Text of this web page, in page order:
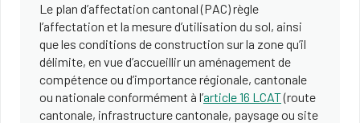
Le plan d’affectation cantonal (PAC) règle
l’affectation et la mesure d’utilisation du sol, ainsi
que les conditions de construction sur la zone qu’il
délimite, en vue d’accueillir un aménagement de
compétence ou d’importance régionale, cantonale
ou nationale conformément à l’article 16 LCAT(route
cantonale, infrastructure cantonale, paysage ou site